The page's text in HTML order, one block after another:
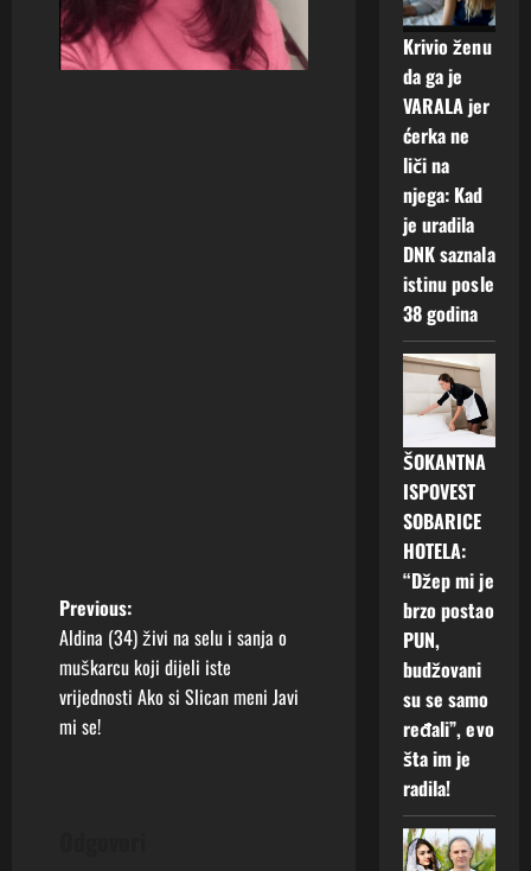
P
o
s
Previous:
Aldina (34) živi na selu i sanja o
muškarcu koji dijeli iste
vrijednosti Ako si Slican meni Javi
mi se!
Krivio ženu
da ga je
VARALA jer
ćerka ne
liči na
njega: Kad
je uradila
DNK saznala
istinu posle
38 godina
ŠOKANTNA
ISPOVEST
SOBARICE
HOTELA:
“Džep mi je
brzo postao
PUN,
budžovani
su se samo
ređali”, evo
šta im je
radila!